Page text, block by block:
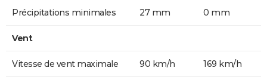
Précipitations minimales 27 mm 0 mm
Vent
Vitesse de vent maximale 90 km/h 169 km/h